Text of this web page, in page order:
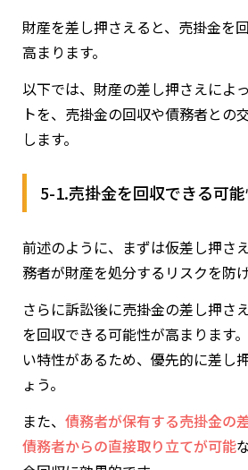
財産を差し押さえると、売掛金を
高まります。
以下では、財産の差し押さえによ
トを、売掛金の回収や債務者との
します。
5-1.売掛金を回収できる可
前述のように、まずは仮差し押さ
務者が財産を処分するリスクを防げ
さらに訴訟後に売掛金の差し押さ
を回収できる可能性が高まります
い特性があるため、優先的に差し
ょう。
また、 債務者が保有する売掛金の
債務者からの直接取り立てが可能